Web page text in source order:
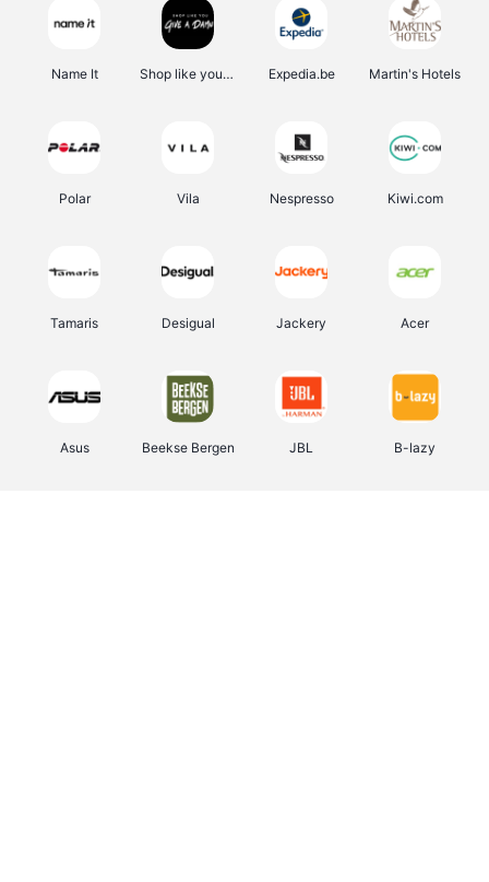
Name It Shop like you Give A Damn Expedia.be Martin's Hotels
Polar Vila Nespresso Kiwi.com
Tamaris Desigual Jackery Acer
Asus Beekse Bergen JBL B-lazy